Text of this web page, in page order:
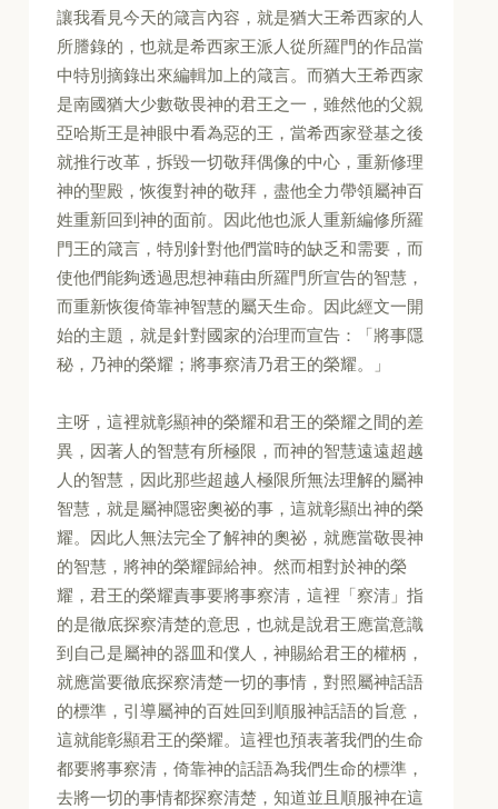
讓我看見今天的箴言內容，就是猶大王希西家的人
所謄錄的，也就是希西家王派人從所羅門的作品當
中特別摘錄出來編輯加上的箴言。而猶大王希西家
是南國猶大少數敬畏神的君王之一，雖然他的父親
亞哈斯王是神眼中看為惡的王，當希西家登基之後
就推行改革，拆毀一切敬拜偶像的中心，重新修理
神的聖殿，恢復對神的敬拜，盡他全力帶領屬神百
姓重新回到神的面前。因此他也派人重新編修所羅
門王的箴言，特別針對他們當時的缺乏和需要，而
使他們能夠透過思想神藉由所羅門所宣告的智慧，
而重新恢復倚靠神智慧的屬天生命。因此經文一開
始的主題，就是針對國家的治理而宣告：「將事隱
秘，乃神的榮耀；將事察清乃君王的榮耀。」
主呀，這裡就彰顯神的榮耀和君王的榮耀之間的差
異，因著人的智慧有所極限，而神的智慧遠遠超越
人的智慧，因此那些超越人極限所無法理解的屬神
智慧，就是屬神隱密奧祕的事，這就彰顯出神的榮
耀。因此人無法完全了解神的奧祕，就應當敬畏神
的智慧，將神的榮耀歸給神。然而相對於神的榮
耀，君王的榮耀責事要將事察清，這裡「察清」指
的是徹底探察清楚的意思，也就是說君王應當意識
到自己是屬神的器皿和僕人，神賜給君王的權柄，
就應當要徹底探察清楚一切的事情，對照屬神話語
的標準，引導屬神的百姓回到順服神話語的旨意，
這就能彰顯君王的榮耀。這裡也預表著我們的生命
都要將事察清，倚靠神的話語為我們生命的標準，
去將一切的事情都探察清楚，知道並且順服神在這